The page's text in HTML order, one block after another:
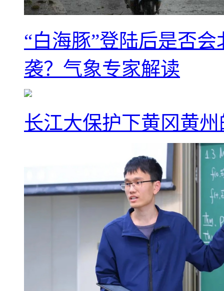
“白海豚”登陆后是否
袭？气象专家解读
长江大保护下黄冈黄